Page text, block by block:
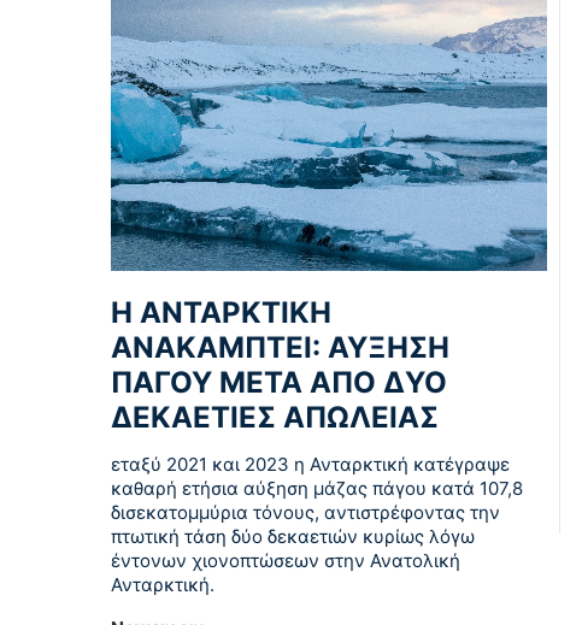
Η ΑΝΤΑΡΚΤΙΚΗ
ΑΝΑΚΑΜΠΤΕΙ: ΑΥΞΗΣΗ
ΠΑΓΟΥ ΜΕΤΑ ΑΠΟ ΔΥΟ
ΔΕΚΑΕΤΙΕΣ ΑΠΩΛΕΙΑΣ
εταξύ 2021 και 2023 η Ανταρκτική κατέγραψε
καθαρή ετήσια αύξηση μάζας πάγου κατά 107,8
δισεκατομμύρια τόνους, αντιστρέφοντας την
πτωτική τάση δύο δεκαετιών κυρίως λόγω
έντονων χιονοπτώσεων στην Ανατολική
Ανταρκτική.